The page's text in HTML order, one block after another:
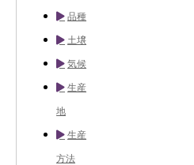
品種
土壌
気候
生産
地
生産
方法